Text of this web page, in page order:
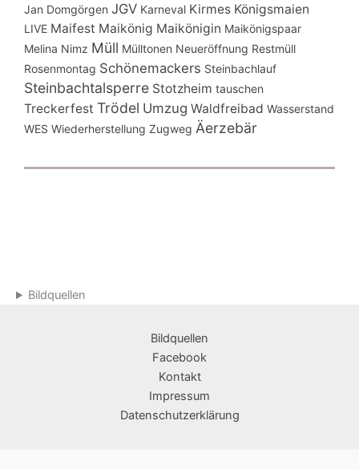
Jan Domgörgen JGV Karneval Kirmes Königsmaien
LIVE Maifest Maikönig Maikönigin Maikönigspaar
Melina Nimz Müll Mülltonen Neueröffnung Restmüll
Rosenmontag Schönemackers Steinbachlauf
Steinbachtalsperre Stotzheim tauschen
Treckerfest Trödel Umzug Waldfreibad Wasserstand
WES Wiederherstellung Zugweg Äerzebär
Bildquellen
Bildquellen
Facebook
Kontakt
Impressum
Datenschutzerklärung